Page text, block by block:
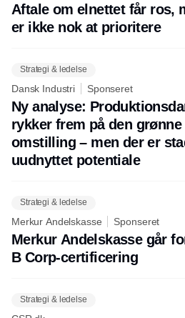
Aftale om elnettet får ros,
er ikke nok at prioritere
Strategi & ledelse
Dansk Industri Sponseret
Ny analyse:
rykker frem på den grønne
omstilling – men der er
uudnyttet potentiale
Strategi & ledelse
Merkur Andelskasse Sponseret
Merkur Andelskasse går
B Corp-certificering
Strategi & ledelse